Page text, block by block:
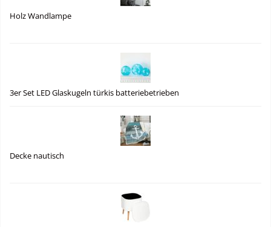
Holz Wandlampe
3er Set LED Glaskugeln türkis batteriebetrieben
Decke nautisch